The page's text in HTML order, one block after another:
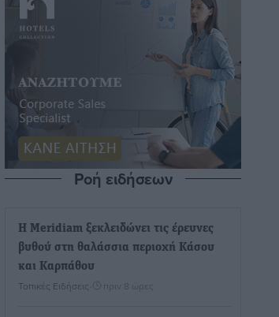
Ροή ειδήσεων
Η Meridiam ξεκλειδώνει τις έρευνες
βυθού στη θαλάσσια περιοχή Κάσου
και Καρπάθου
Τοπικές Ειδήσεις πριν 8 ώρες